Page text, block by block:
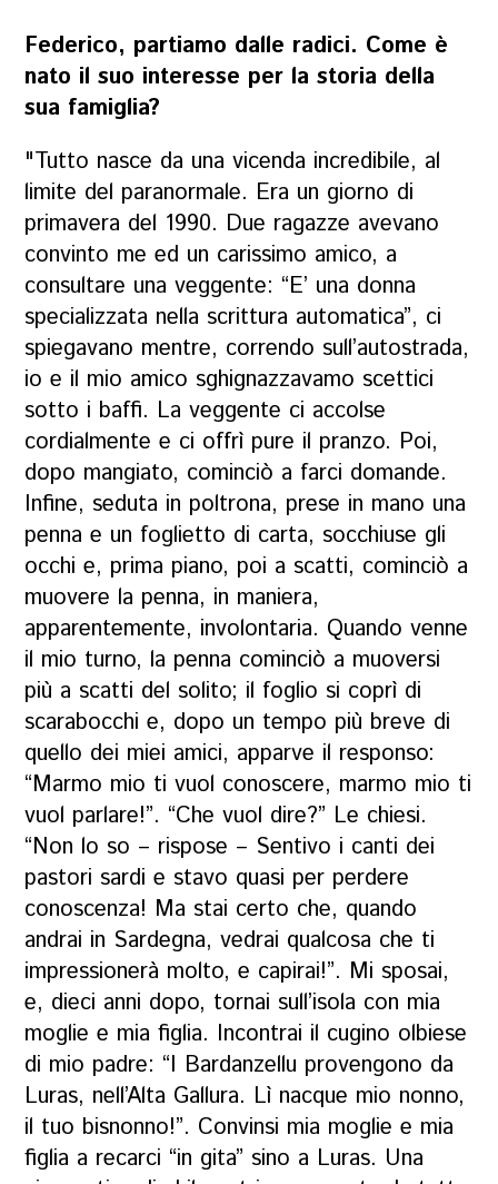
Federico, partiamo dalle radici. Come è
nato il suo interesse per la storia della
sua famiglia?
"Tutto nasce da una vicenda incredibile, al
limite del paranormale. Era un giorno di
primavera del 1990. Due ragazze avevano
convinto me ed un carissimo amico, a
consultare una veggente: “E’ una donna
specializzata nella scrittura automatica”, ci
spiegavano mentre, correndo sull’autostrada,
io e il mio amico sghignazzavamo scettici
sotto i baffi. La veggente ci accolse
cordialmente e ci offrì pure il pranzo. Poi,
dopo mangiato, cominciò a farci domande.
Infine, seduta in poltrona, prese in mano una
penna e un foglietto di carta, socchiuse gli
occhi e, prima piano, poi a scatti, cominciò a
muovere la penna, in maniera,
apparentemente, involontaria. Quando venne
il mio turno, la penna cominciò a muoversi
più a scatti del solito; il foglio si coprì di
scarabocchi e, dopo un tempo più breve di
quello dei miei amici, apparve il responso:
“Marmo mio ti vuol conoscere, marmo mio ti
vuol parlare!”. “Che vuol dire?” Le chiesi.
“Non lo so – rispose – Sentivo i canti dei
pastori sardi e stavo quasi per perdere
conoscenza! Ma stai certo che, quando
andrai in Sardegna, vedrai qualcosa che ti
impressionerà molto, e capirai!”. Mi sposai,
e, dieci anni dopo, tornai sull’isola con mia
moglie e mia figlia. Incontrai il cugino olbiese
di mio padre: “I Bardanzellu provengono da
Luras, nell’Alta Gallura. Lì nacque mio nonno,
il tuo bisnonno!”. Convinsi mia moglie e mia
figlia a recarci “in gita” sino a Luras. Una